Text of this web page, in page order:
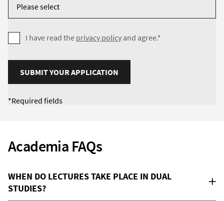
I have read the privacy policy and agree.*
SUBMIT YOUR APPLICATION
*Required fields
Academia FAQs
WHEN DO LECTURES TAKE PLACE IN DUAL
STUDIES?